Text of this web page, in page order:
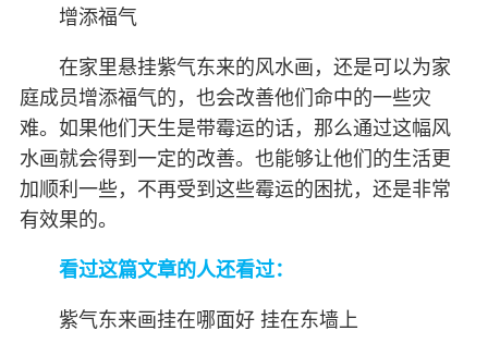
增添福气
在家里悬挂紫气东来的风水画，还是可以为家
庭成员增添福气的，也会改善他们命中的一些灾
难。如果他们天生是带霉运的话，那么通过这幅风
水画就会得到一定的改善。也能够让他们的生活更
加顺利一些，不再受到这些霉运的困扰，还是非常
有效果的。
看过这篇文章的人还看过：
紫气东来画挂在哪面好 挂在东墙上